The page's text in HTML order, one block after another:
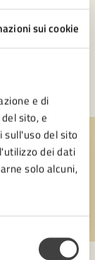
sui cookie
e di
sito, e
sull'uso del sito
dei dati
solo alcuni,
su questa